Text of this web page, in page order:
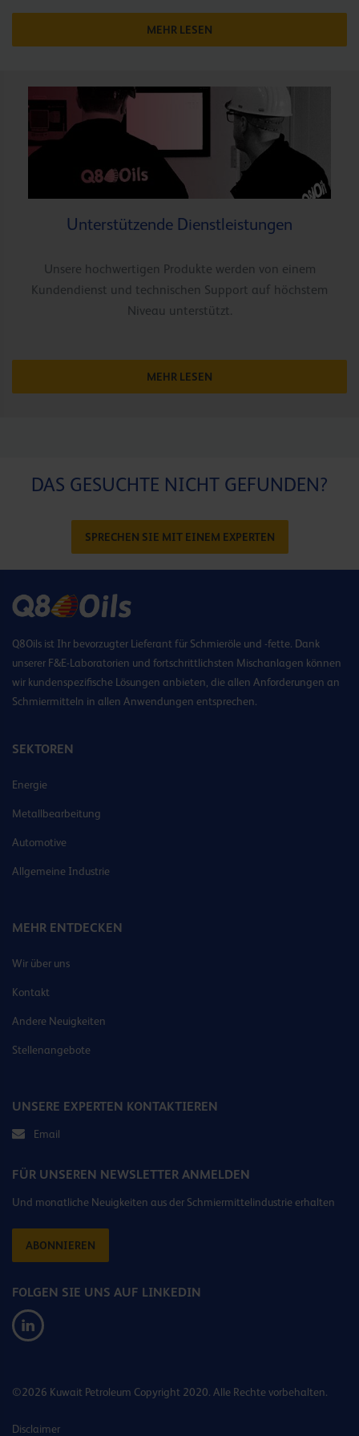
MEHR LESEN
Unterstützende Dienstleistungen
Unsere hochwertigen Produkte werden von einem
Kundendienst und technischen Support auf höchstem
Niveau unterstützt.
MEHR LESEN
DAS GESUCHTE NICHT GEFUNDEN?
SPRECHEN SIE MIT EINEM EXPERTEN
Q8Oils ist Ihr bevorzugter Lieferant für Schmieröle und -fette. Dank
unserer F&E-Laboratorien und fortschrittlichsten Mischanlagen können
wir kundenspezifische Lösungen anbieten, die allen Anforderungen an
Schmiermitteln in allen Anwendungen entsprechen.
SEKTOREN
Energie
Metallbearbeitung
Automotive
Allgemeine Industrie
MEHR ENTDECKEN
Wir über uns
Kontakt
Andere Neuigkeiten
Stellenangebote
UNSERE EXPERTEN KONTAKTIEREN
Email
FÜR UNSEREN NEWSLETTER ANMELDEN
Und monatliche Neuigkeiten aus der Schmiermittelindustrie erhalten
ABONNIEREN
FOLGEN SIE UNS AUF LINKEDIN
©2026 Kuwait Petroleum Copyright 2020. Alle Rechte vorbehalten.
Disclaimer